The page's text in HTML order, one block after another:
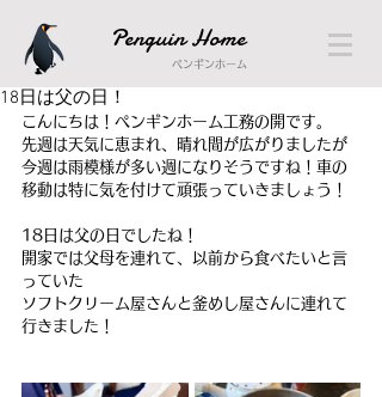
Penguin Home
ペンギンホーム
18日は父の日！
こんにちは！ペンギンホーム工務の開です。
先週は天気に恵まれ、晴れ間が広がりましたが
今週は雨模様が多い週になりそうですね！車の
移動は特に気を付けて頑張っていきましょう！
18日は父の日でしたね！
開家では父母を連れて、以前から食べたいと言
っていた
ソフトクリーム屋さんと釜めし屋さんに連れて
行きました！